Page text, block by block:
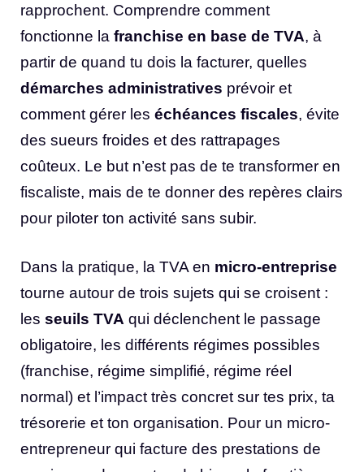
rapprochent. Comprendre comment
fonctionne la franchise en base de TVA, à
partir de quand tu dois la facturer, quelles
démarches administratives prévoir et
comment gérer les échéances fiscales, évite
des sueurs froides et des rattrapages
coûteux. Le but n’est pas de te transformer en
fiscaliste, mais de te donner des repères clairs
pour piloter ton activité sans subir.
Dans la pratique, la TVA en micro-entreprise
tourne autour de trois sujets qui se croisent :
les seuils TVA qui déclenchent le passage
obligatoire, les différents régimes possibles
(franchise, régime simplifié, régime réel
normal) et l’impact très concret sur tes prix, ta
trésorerie et ton organisation. Pour un micro-
entrepreneur qui facture des prestations de